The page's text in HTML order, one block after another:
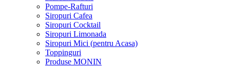
Pompe-Rafturi
Siropuri Cafea
Siropuri Cocktail
Siropuri Limonada
Siropuri Mici (pentru Acasa)
Toppinguri
Produse MONIN